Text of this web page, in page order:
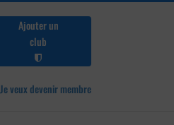
Ajouter un
club
Je veux devenir membre